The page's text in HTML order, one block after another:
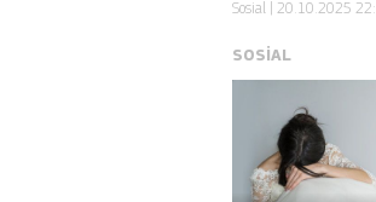
Sosial | 20.10.2025
SOSIAL